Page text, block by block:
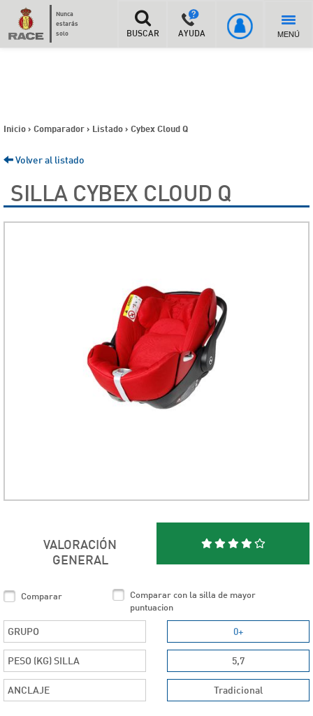
Nunca
estarás
solo
BUSCAR AYUDA MENÚ
Inicio > Comparador > Listado > Cybex Cloud Q
Volver al listado
SILLA CYBEX CLOUD Q
VALORACIÓN
GENERAL
Comparar
Comparar con la silla de mayor
puntuacion
GRUPO 0+
PESO (KG) SILLA 5,7
ANCLAJE Tradicional